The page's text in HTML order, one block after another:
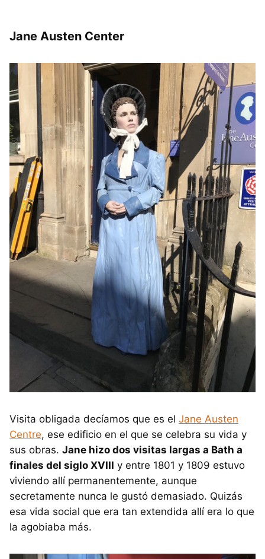
Jane Austen Center
Visita obligada decíamos que es el Jane Austen
Centre, ese edificio en el que se celebra su vida y
sus obras. Jane hizo dos visitas largas a Bath a
finales del siglo XVIII y entre 1801 y 1809 estuvo
viviendo allí permanentemente, aunque
secretamente nunca le gustó demasiado. Quizás
esa vida social que era tan extendida allí era lo que
la agobiaba más.